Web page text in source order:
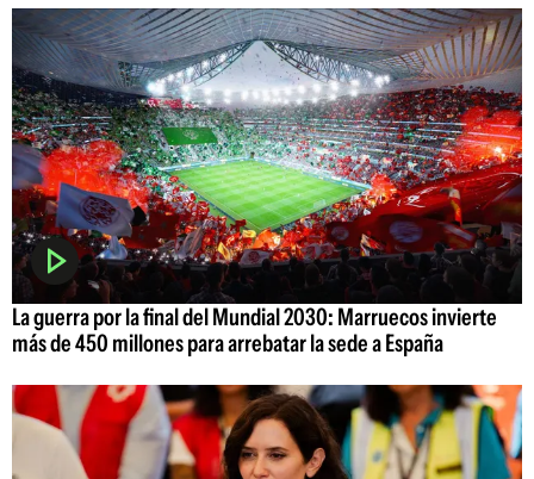
La guerra por la final del Mundial 2030: Marruecos invierte
más de 450 millones para arrebatar la sede a España